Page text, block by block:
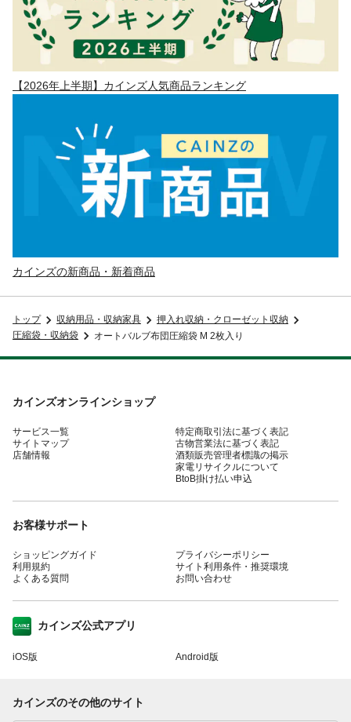
【2026年上半期】カインズ人気商品ランキング
カインズの新商品・新着商品
トップ 収納用品・収納家具
押入れ収納・クローゼット収納
圧縮袋・収納袋
オートバルブ布団圧縮袋 M 2枚入り
カインズオンラインショップ
サービス一覧
サイトマップ
店舗情報
特定商取引法に基づく表記
古物営業法に基づく表記
酒類販売管理者標識の掲示
家電リサイクルについて
BtoB掛け払い申込
お客様サポート
ショッピングガイド
利用規約
よくある質問
プライバシーポリシー
サイト利用条件・推奨環境
お問い合わせ
カインズ公式アプリ
iOS版 Android版
カインズのその他のサイト